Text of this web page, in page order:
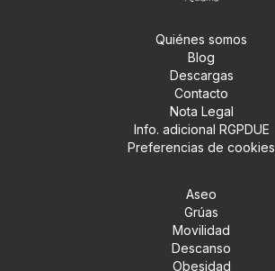
Quiénes somos
Blog
Descargas
Contacto
Nota Legal
Info. adicional RGPDUE
Preferencias de cookies
Aseo
Grúas
Movilidad
Descanso
Obesidad